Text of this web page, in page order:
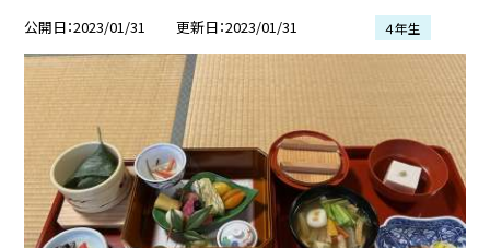
公開日 2023/01/31 更新日 2023/01/31 ４年生